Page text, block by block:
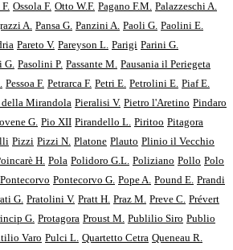
Ossola F. Otto W.F. Pagano F.M. Palazzeschi A.
A. Pansa G. Panzini A. Paoli G. Paolini E.
Pareto V. Pareyson L. Parigi Parini G.
G. Pasolini P. Passante M. Pausania il Periegeta
Pessoa F. Petrarca F. Petri E. Petrolini E. Piaf E.
della Mirandola Pieralisi V. Pietro l'Aretino Pindaro
G. Pio XII Pirandello L. Piritoo Pitagora
Pizzi Pizzi N. Platone Plauto Plinio il Vecchio
H. Pola Polidoro G.L. Poliziano Pollo Polo
Pontecorvo Pontecorvo G. Pope A. Pound E. Prandi
G. Pratolini V. Pratt H. Praz M. Preve C. Prévert
G. Protagora Proust M. Publilio Siro Publio
Varo Pulci L. Quartetto Cetra Queneau R.